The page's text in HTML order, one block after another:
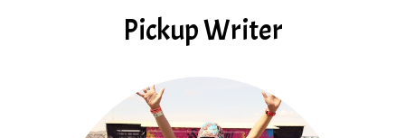
Pickup Writer